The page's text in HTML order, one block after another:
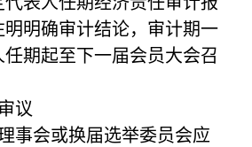
明确审计结论，审计期一
期起至下一届会员大会召
议
事会或换届选举委员会应